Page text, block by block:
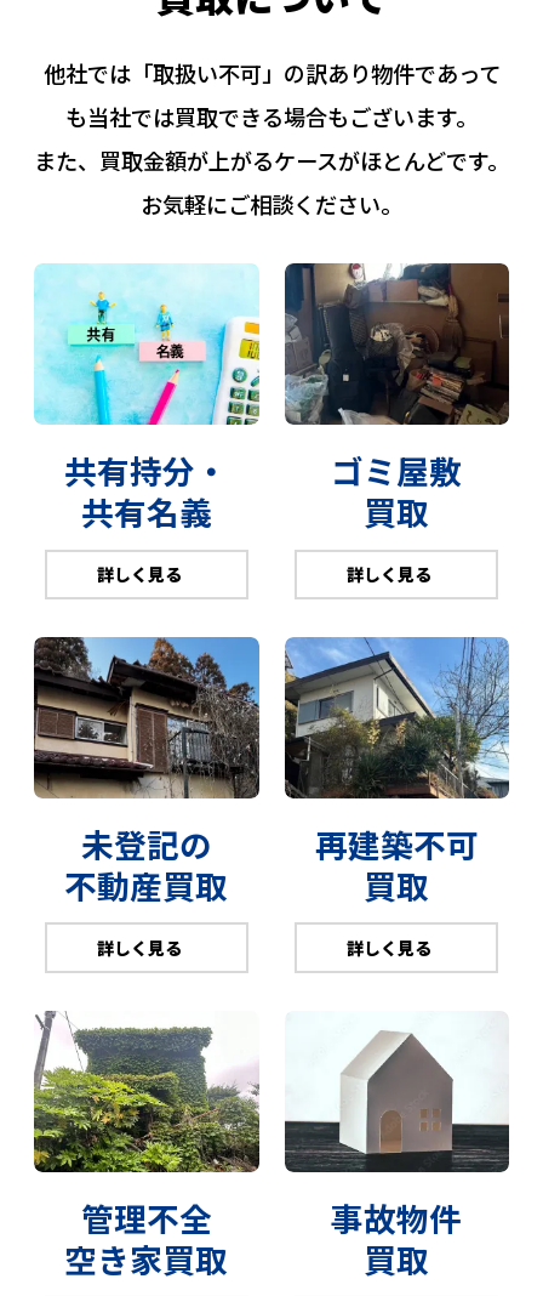
他社では「取扱い不可」の訳あり物件であって
も当社では買取できる場合もございます。
また、買取金額が上がるケースがほとんどです。
お気軽にご相談ください。
共有持分・
共有名義
詳しく見る
ゴミ屋敷
買取
詳しく見る
未登記の
不動産買取
詳しく見る
再建築不可
買取
詳しく見る
管理不全
空き家買取
事故物件
買取